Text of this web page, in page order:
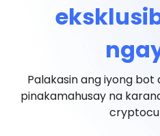
Palakasin ang iyong
pinakamahusay na